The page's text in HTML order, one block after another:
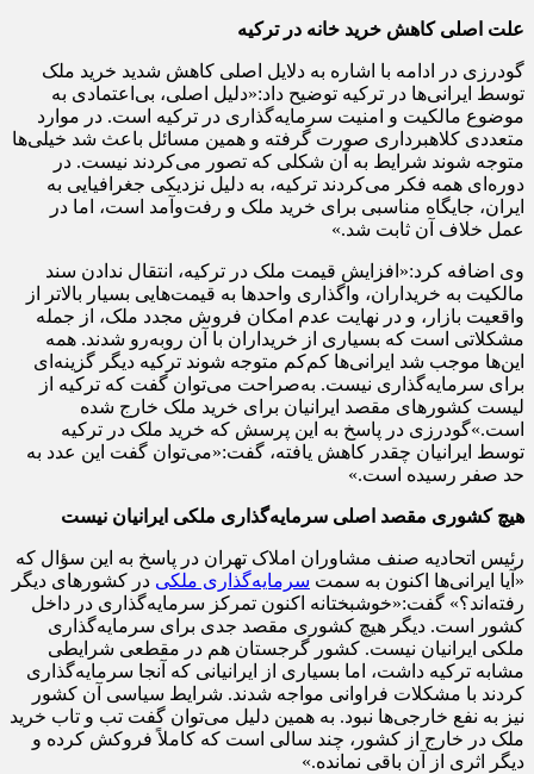
علت اصلی کاهش خرید خانه در ترکیه
گودرزی در ادامه با اشاره به دلایل اصلی کاهش شدید خرید ملک
توسط ایرانی‌ها در ترکیه توضیح داد:«دلیل اصلی، بی‌اعتمادی به
موضوع مالکیت و امنیت سرمایه‌گذاری در ترکیه است. در موارد
متعددی کلاهبرداری صورت گرفته و همین مسائل باعث شد خیلی‌ها
متوجه شوند شرایط به آن شکلی که تصور می‌کردند نیست. در
دوره‌ای همه فکر می‌کردند ترکیه، به دلیل نزدیکی جغرافیایی به
ایران، جایگاه مناسبی برای خرید ملک و رفت‌وآمد است، اما در
عمل خلاف آن ثابت شد.»
وی اضافه کرد:«افزایش قیمت ملک در ترکیه، انتقال ندادن سند
مالکیت به خریداران، واگذاری واحدها به قیمت‌هایی بسیار بالاتر از
واقعیت بازار، و در نهایت عدم امکان فروش مجدد ملک، از جمله
مشکلاتی است که بسیاری از خریداران با آن روبه‌رو شدند. همه
این‌ها موجب شد ایرانی‌ها کم‌کم متوجه شوند ترکیه دیگر گزینه‌ای
برای سرمایه‌گذاری نیست. به‌صراحت می‌توان گفت که ترکیه از
لیست کشورهای مقصد ایرانیان برای خرید ملک خارج شده
است.»گودرزی در پاسخ به این پرسش که خرید ملک در ترکیه
توسط ایرانیان چقدر کاهش یافته، گفت:«می‌توان گفت این عدد به
حد صفر رسیده است.»
هیچ کشوری مقصد اصلی سرمایه‌گذاری ملکی ایرانیان نیست
رئیس اتحادیه صنف مشاوران املاک تهران در پاسخ به این سؤال که
«آیا ایرانی‌ها اکنون به سمت سرمایه‌گذاری ملکی در کشورهای دیگر
رفته‌اند؟» گفت:«خوشبختانه اکنون تمرکز سرمایه‌گذاری در داخل
کشور است. دیگر هیچ کشوری مقصد جدی برای سرمایه‌گذاری
ملکی ایرانیان نیست. کشور گرجستان هم در مقطعی شرایطی
مشابه ترکیه داشت، اما بسیاری از ایرانیانی که آنجا سرمایه‌گذاری
کردند با مشکلات فراوانی مواجه شدند. شرایط سیاسی آن کشور
نیز به نفع خارجی‌ها نبود. به همین دلیل می‌توان گفت تب و تاب خرید
ملک در خارج از کشور، چند سالی است که کاملاً فروکش کرده و
دیگر اثری از آن باقی نمانده.»